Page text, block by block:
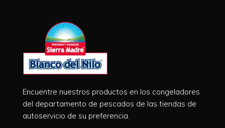
Encuentre nuestros productos en los congeladores
del departamento de pescados de las tiendas de
autoservicio de su preferencia.